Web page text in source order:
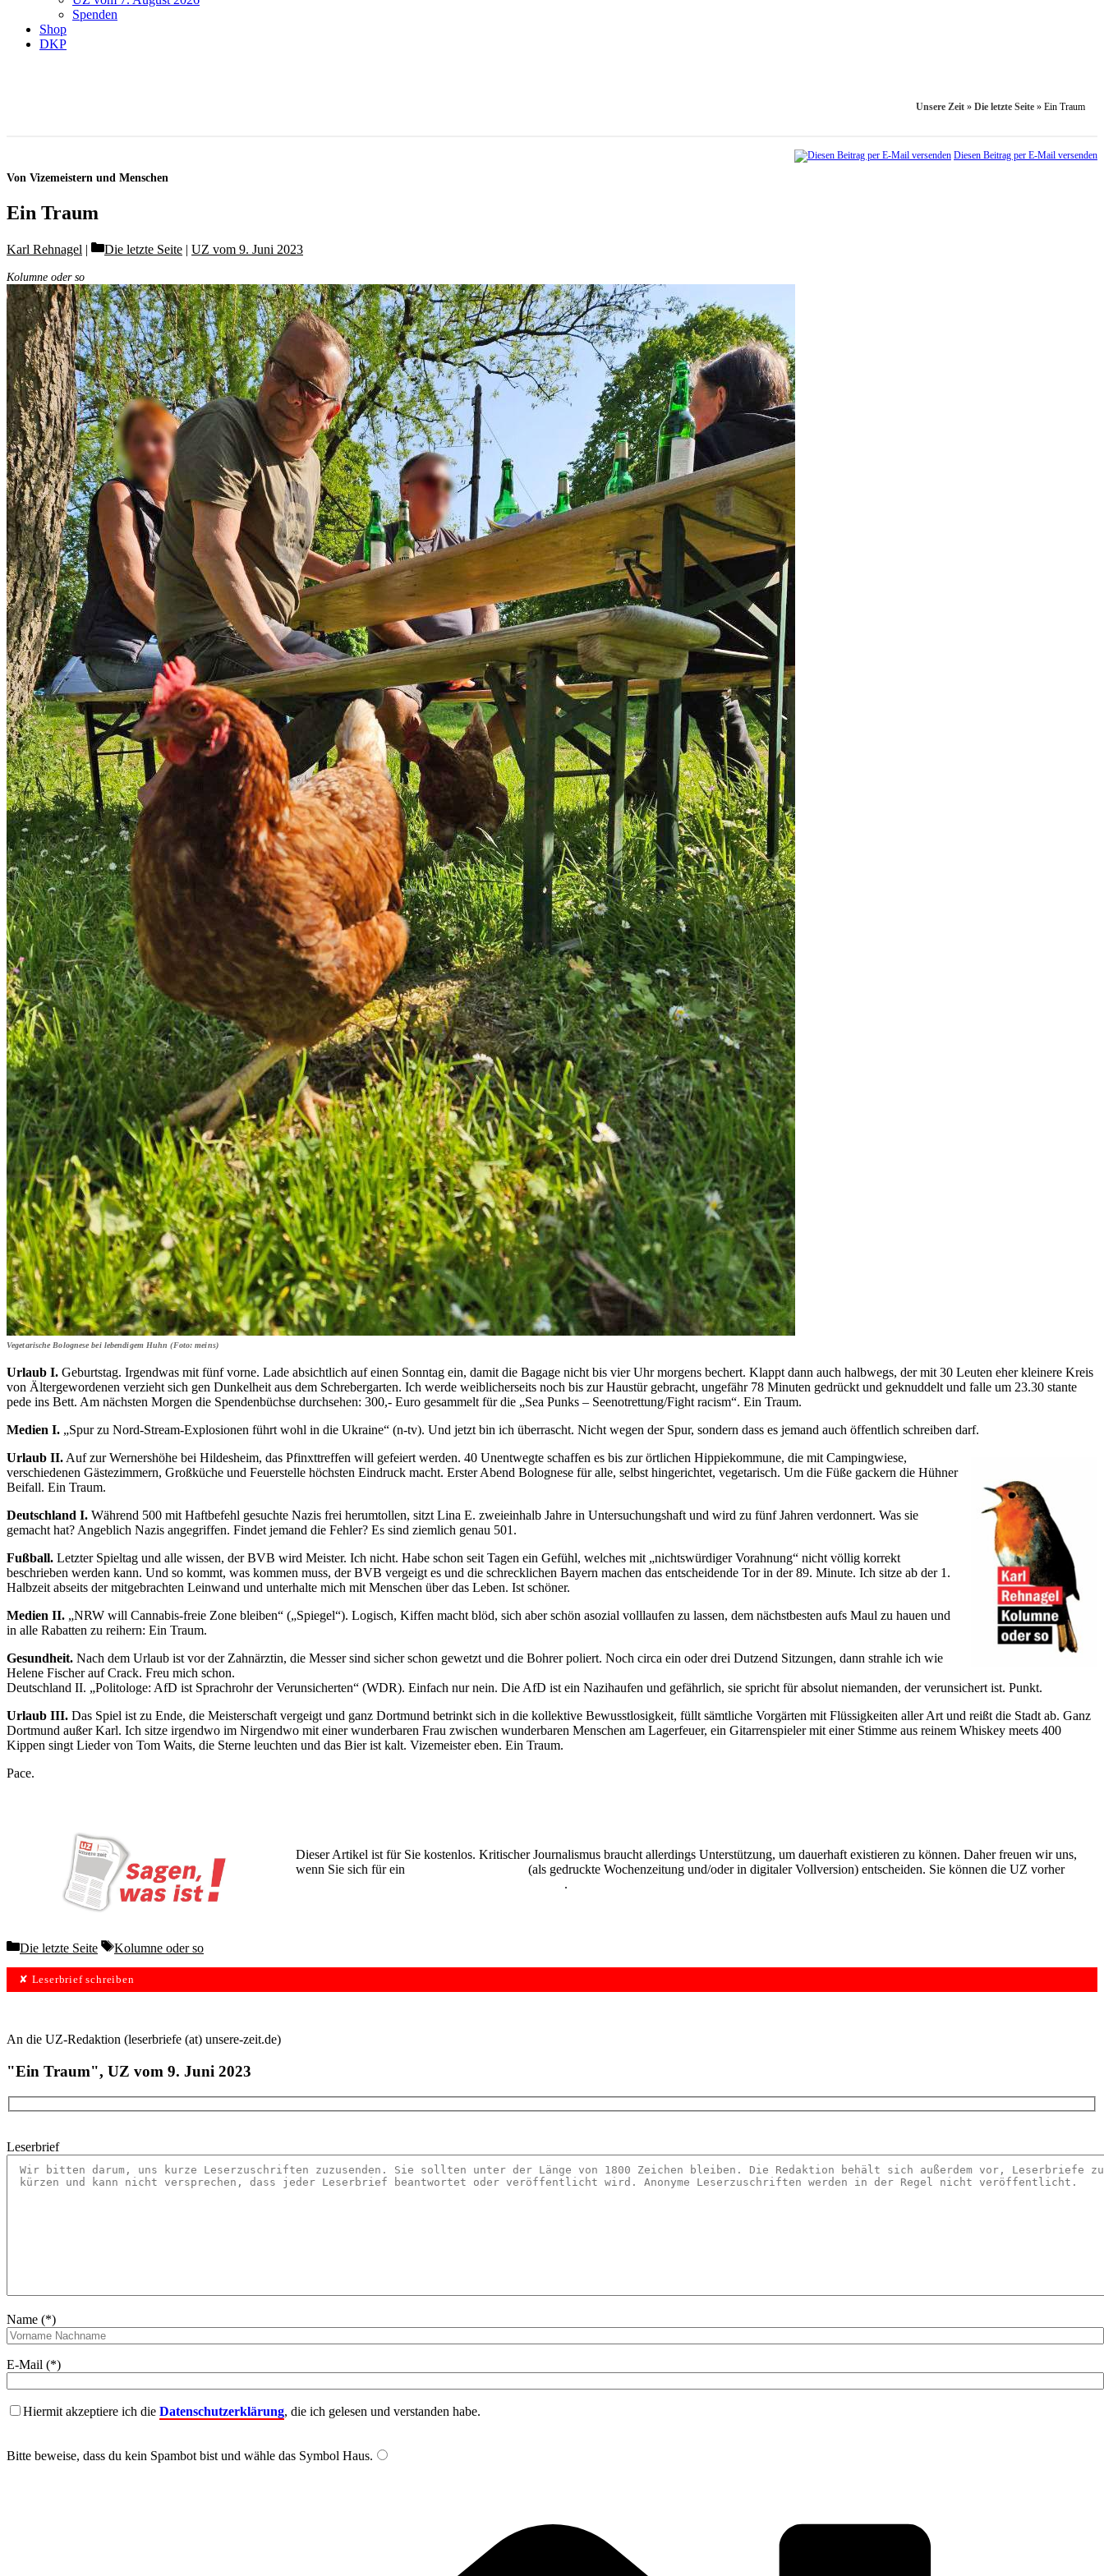
Spenden
Shop
DKP
Unsere Zeit » Die letzte Seite » Ein Traum
Diesen Beitrag per E-Mail versenden
Von Vizemeistern und Menschen
Ein Traum
Karl Rehnagel Categories
Die letzte Seite | UZ vom 9. Juni 2023
Kolumne oder so
Vegetarische Bolognese bei lebendigem Huhn (Foto: meins)
Urlaub I. Geburtstag. Irgendwas mit fünf vorne. Lade absichtlich auf einen Sonntag ein, damit die Bagage nicht bis vier Uhr morgens bechert. Klappt dann auch halbwegs, der mit 30 Leuten eher kleinere Kreis
von Ältergewordenen verzieht sich gen Dunkelheit aus dem Schrebergarten. Ich werde weiblicherseits noch bis zur Haustür gebracht, ungefähr 78 Minuten gedrückt und geknuddelt und falle um 23.30 stante
pede ins Bett. Am nächsten Morgen die Spendenbüchse durchsehen: 300,- Euro gesammelt für die „Sea Punks – Seenotrettung/Fight racism“. Ein Traum.
Medien I. „Spur zu Nord-Stream-Explosionen führt wohl in die Ukraine“ (n-tv). Und jetzt bin ich überrascht. Nicht wegen der Spur, sondern dass es jemand auch öffentlich schreiben darf.
Urlaub II. Auf zur Wernershöhe bei Hildesheim, das Pfinxttreffen will gefeiert werden. 40 Unentwegte schaffen es bis zur örtlichen Hippiekommune, die mit Campingwiese,
verschiedenen Gästezimmern, Großküche und Feuerstelle höchsten Eindruck macht. Erster Abend Bolognese für alle, selbst hingerichtet, vegetarisch. Um die Füße gackern die Hühner
Beifall. Ein Traum.
Deutschland I. Während 500 mit Haftbefehl gesuchte Nazis frei herumtollen, sitzt Lina E. zweieinhalb Jahre in Untersuchungshaft und wird zu fünf Jahren verdonnert. Was sie
gemacht hat? Angeblich Nazis angegriffen. Findet jemand die Fehler? Es sind ziemlich genau 501.
Fußball. Letzter Spieltag und alle wissen, der BVB wird Meister. Ich nicht. Habe schon seit Tagen ein Gefühl, welches mit „nichtswürdiger Vorahnung“ nicht völlig korrekt
beschrieben werden kann. Und so kommt, was kommen muss, der BVB vergeigt es und die schrecklichen Bayern machen das entscheidende Tor in der 89. Minute. Ich sitze ab der 1.
Halbzeit abseits der mitgebrachten Leinwand und unterhalte mich mit Menschen über das Leben. Ist schöner.
Medien II. „NRW will Cannabis-freie Zone bleiben“ („Spiegel“). Logisch, Kiffen macht blöd, sich aber schön asozial volllaufen zu lassen, dem nächstbesten aufs Maul zu hauen und
in alle Rabatten zu reihern: Ein Traum.
Gesundheit. Nach dem Urlaub ist vor der Zahnärztin, die Messer sind sicher schon gewetzt und die Bohrer poliert. Noch circa ein oder drei Dutzend Sitzungen, dann strahle ich wie
Helene Fischer auf Crack. Freu mich schon.
Deutschland II. „Politologe: AfD ist Sprachrohr der Verunsicherten“ (WDR). Einfach nur nein. Die AfD ist ein Nazihaufen und gefährlich, sie spricht für absolut niemanden, der verunsichert ist. Punkt.
Urlaub III. Das Spiel ist zu Ende, die Meisterschaft vergeigt und ganz Dortmund betrinkt sich in die kollektive Bewusstlosigkeit, füllt sämtliche Vorgärten mit Flüssigkeiten aller Art und reißt die Stadt ab. Ganz
Dortmund außer Karl. Ich sitze irgendwo im Nirgendwo mit einer wunderbaren Frau zwischen wunderbaren Menschen am Lagerfeuer, ein Gitarrenspieler mit einer Stimme aus reinem Whiskey meets 400
Kippen singt Lieder von Tom Waits, die Sterne leuchten und das Bier ist kalt. Vizemeister eben. Ein Traum.
Pace.
Dieser Artikel ist für Sie kostenlos. Kritischer Journalismus braucht allerdings Unterstützung, um dauerhaft existieren zu können. Daher freuen wir uns,
wenn Sie sich für ein
(als gedruckte Wochenzeitung und/oder in digitaler Vollversion) entscheiden. Sie können die UZ vorher
.
Categories
Die letzte Seite Tags
Kolumne oder so
✘ Leserbrief schreiben
An die UZ-Redaktion (leserbriefe (at) unsere-zeit.de)
"Ein Traum", UZ vom 9. Juni 2023
Leserbrief
Name (*)
E-Mail (*)
Hiermit akzeptiere ich die Datenschutzerklärung, die ich gelesen und verstanden habe.
Bitte beweise, dass du kein Spambot bist und wähle das Symbol Haus.